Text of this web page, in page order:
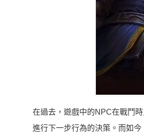
在過去，遊戲中的NPC在戰鬥
進行下一步行為的決策。而如